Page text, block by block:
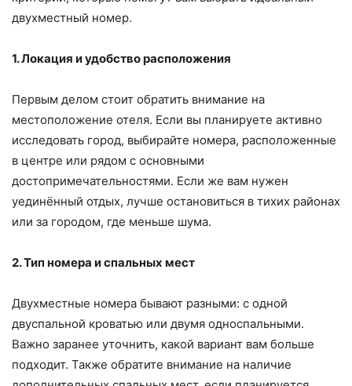
двухместный номер.
1. Локация и удобство расположения
Первым делом стоит обратить внимание на
местоположение отеля. Если вы планируете активно
исследовать город, выбирайте номера, расположенные
в центре или рядом с основными
достопримечательностями. Если же вам нужен
уединённый отдых, лучше остановиться в тихих районах
или за городом, где меньше шума.
2. Тип номера и спальных мест
Двухместные номера бывают разными: с одной
двуспальной кроватью или двумя односпальными.
Важно заранее уточнить, какой вариант вам больше
подходит. Также обратите внимание на наличие